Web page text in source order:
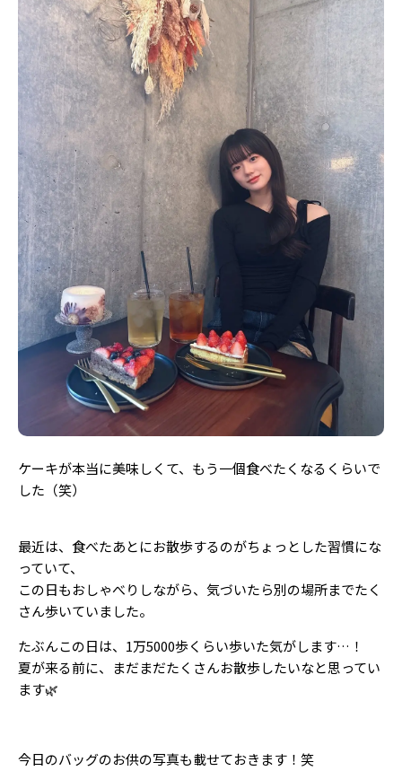
ケーキが本当に美味しくて、もう一個食べたくなるくらいで
した（笑）
最近は、食べたあとにお散歩するのがちょっとした習慣にな
っていて、
この日もおしゃべりしながら、気づいたら別の場所までたく
さん歩いていました。
たぶんこの日は、1万5000歩くらい歩いた気がします…！
夏が来る前に、まだまだたくさんお散歩したいなと思ってい
ます🌿
今日のバッグのお供の写真も載せておきます！笑